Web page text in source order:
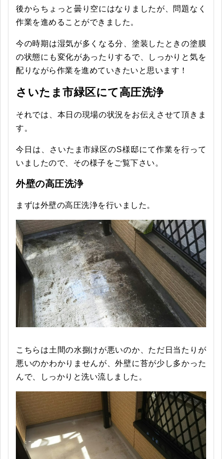
後からちょっと曇り空にはなりましたが、問題なく
作業を進めることができました。
今の時期は湿気が多くなる分、塗装したときの塗膜
の状態にも変化があったりするで、しっかりと気を
配りながら作業を進めていきたいと思います！
さいたま市緑区にて高圧洗浄
それでは、本日の現場の状況をお伝えさせて頂きま
す。
今日は、さいたま市緑区のS様邸にて作業を行って
いましたので、その様子をご覧下さい。
外壁の高圧洗浄
まずは外壁の高圧洗浄を行いました。
こちらは土間の水捌けが悪いのか、ただ日当たりが
悪いのかわかりませんが、外壁に苔が少し多かった
んで、しっかりと洗い流しました。